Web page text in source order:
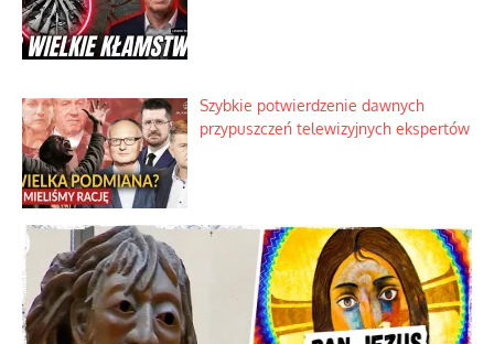
Ciemna strona podręcznikowych